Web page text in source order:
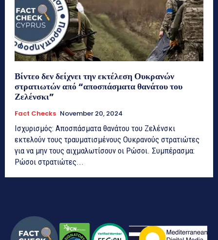
Βίντεο δεν δείχνει την εκτέλεση Ουκρανών
στρατιωτών από “αποσπάσματα θανάτου του
Ζελένσκι”
Fact Checks November 20, 2024
Ισχυρισμός: Αποσπάσματα θανάτου του Ζελένσκι
εκτελούν τους τραυματισμένους Ουκρανούς στρατιώτες
για να μην τους αιχμαλωτίσουν οι Ρώσοι. Συμπέρασμα:
Ρώσοι στρατιώτες...